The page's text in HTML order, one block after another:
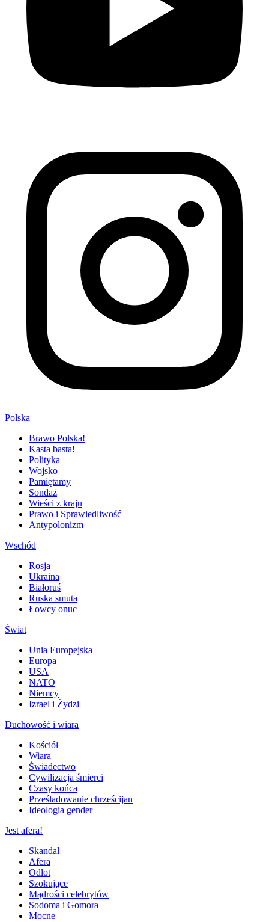
Polska
Brawo Polska!
Kasta basta!
Polityka
Wojsko
Pamiętamy
Sondaż
Wieści z kraju
Prawo i Sprawiedliwość
Antypolonizm
Wschód
Rosja
Ukraina
Białoruś
Ruska smuta
Łowcy onuc
Świat
Unia Europejska
Europa
USA
NATO
Niemcy
Izrael i Żydzi
Duchowość i wiara
Kościół
Wiara
Świadectwo
Cywilizacja śmierci
Czasy końca
Prześladowanie chrześcijan
Ideologia gender
Jest afera!
Skandal
Afera
Odlot
Szokujące
Mądrości celebrytów
Sodoma i Gomora
Mocne